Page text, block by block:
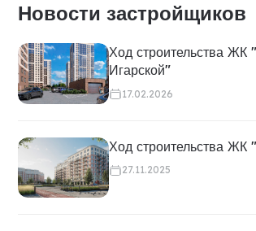
Новости застройщиков
Ход строительства ЖК
Игарской"
17.02.2026
Ход строительства
27.11.2025